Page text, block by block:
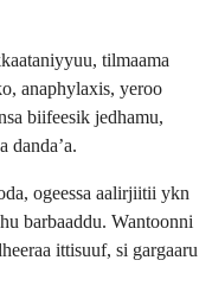
tilmaama
anaphylaxis, yeroo
biifeesik jedhamu,
danda’a.
ogeessa aalirjiitii ykn
barbaaddu. Wantoonni
ittisuuf, si gargaaru